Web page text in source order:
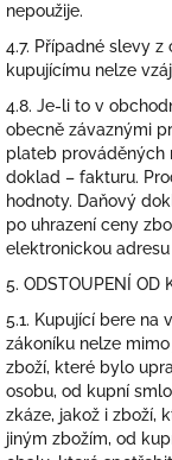
nepoužije.
4.7. Případné slevy
kupujícímu nelze
4.8. Je-li to v
obecně závaznými
plateb prováděných
doklad – fakturu.
hodnoty. Daňový
po uhrazení ceny
elektronickou
5. ODSTOUPENÍ OD
5.1. Kupující bere na
zákoníku nelze
zboží, které bylo
osobu, od kupní
zkáze, jakož i zboží,
jiným zbožím, od